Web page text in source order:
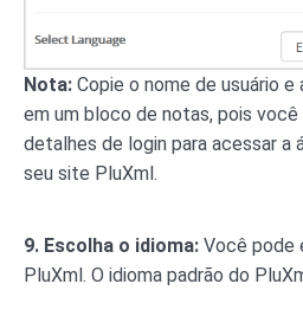
Nota: Copie o nome de usuário
em um bloco de notas, pois
detalhes de login para acessar a
seu site PluXml.
9. Escolha o idioma: Você pode
PluXml. O idioma padrão do